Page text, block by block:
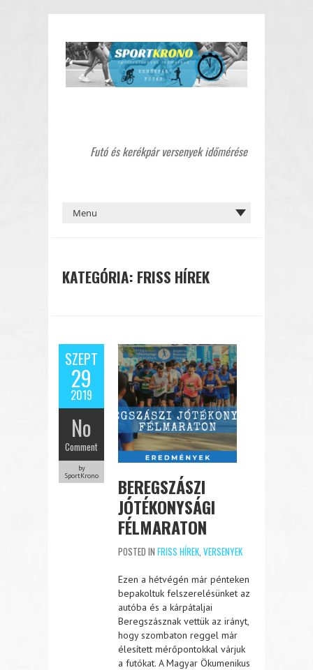
Futó és kerékpár versenyek időmérése
KATEGÓRIA: FRISS HÍREK
SZEPT
29
2019
No
Comment
by
SportKrono
BEREGSZÁSZI
JÓTÉKONYSÁGI
FÉLMARATON
POSTED IN FRISS HÍREK, VERSENYEK
Ezen a hétvégén már pénteken
bepakoltuk felszerelésünket az
autóba és a kárpátaljai
Beregszásznak vettük az irányt,
hogy szombaton reggel már
élesített mérőpontokkal várjuk
a futókat. A Magyar Ökumenikus